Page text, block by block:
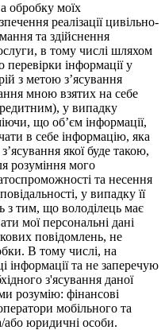
обробку моїх
реалізації цивільно-
та здійснення
в тому числі шляхом
інформації у
з метою з’ясування
мною взятих на себе
у випадку
що об’єм інформації,
в себе інформацію, яка
якої буде такою,
розуміння мого
та несення
у випадку її
з тим, що володілець має
мої персональні дані
повідомлень, не
В тому числі, на
інформації та не заперечую
з'ясування даної
розумію: фінансові
мобільного та
або юридичні особи.